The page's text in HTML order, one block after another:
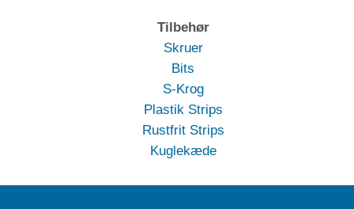
Tilbehør
Skruer
Bits
S-Krog
Plastik Strips
Rustfrit Strips
Kuglekæde